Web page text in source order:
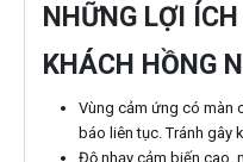
NHỮNG LỢI
KHÁCH HỒNG
Vùng cảm ứng có màn
báo liên tục. Tránh gây
Độ nhạy cảm biến cao,